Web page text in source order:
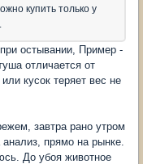
купить только у
остывании, Пример -
отличается от
кусок теряет вес не
завтра рано утром
прямо на рынке.
До убоя животное